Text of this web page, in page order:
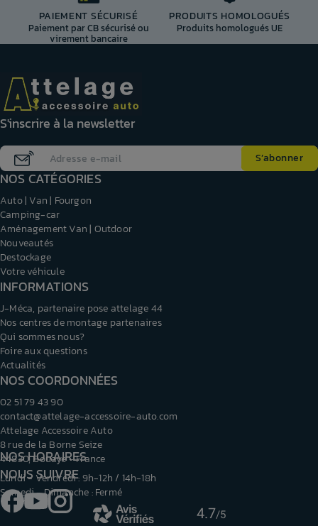
PAIEMENT SÉCURISÉ
Paiement par CB sécurisé ou
virement bancaire
PRODUITS HOMOLOGUÉS
Produits homologués UE
NOS CATÉGORIES
Auto | Van | Fourgon
Camping-car
Aménagement Van | Outdoor
Nouveautés
Destockage
Votre véhicule
INFORMATIONS
J-Méca, partenaire pose attelage 44
Nos centres de montage partenaires
Qui sommes nous?
Foire aux questions
Actualités
NOS COORDONNÉES
02 51 79 43 90
contact@attelage-accessoire-auto.com
Attelage Accessoire Auto
8 rue de la Borne Seize
44830, Bouaye - France
S'inscrire à la newsletter
NOUS SUIVRE
FacebookYouTubeInstagram
NOS HORAIRES
Lundi - Vendredi : 9h-12h / 14h-18h
Samedi - Dimanche : Fermé
4.7/5